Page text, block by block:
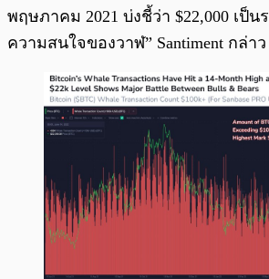
พฤษภาคม 2021 บ่งชี้ว่า $22,000 เป็
ความสนใจของวาฬ” Santiment กล่าว